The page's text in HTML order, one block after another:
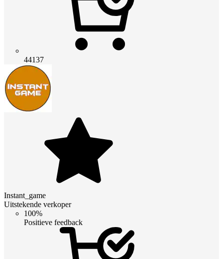
44137
Instant_game
Uitstekende verkoper
100%
Positieve feedback